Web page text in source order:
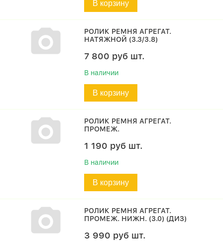
В корзину
РОЛИК РЕМНЯ АГРЕГАТ.
НАТЯЖНОЙ (3.3/3.8)
7 800 руб шт.
В наличии
В корзину
РОЛИК РЕМНЯ АГРЕГАТ.
ПРОМЕЖ.
1 190 руб шт.
В наличии
В корзину
РОЛИК РЕМНЯ АГРЕГАТ.
ПРОМЕЖ. НИЖН. (3.0) (ДИЗ)
3 990 руб шт.